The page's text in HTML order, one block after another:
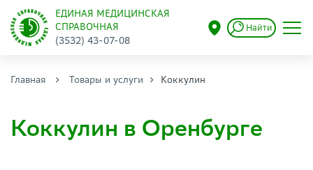
ЕДИНАЯ МЕДИЦИНСКАЯ
СПРАВОЧНАЯ
(3532) 43-07-08
Найти
Главная Товары и услуги Коккулин
Коккулин в Оренбурге